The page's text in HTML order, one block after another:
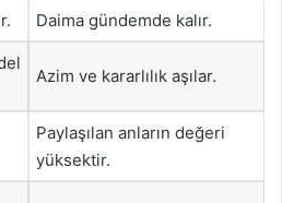
Daima gündemde kalır.
Azim ve kararlılık aşılar.
Paylaşılan anların değeri
yüksektir.